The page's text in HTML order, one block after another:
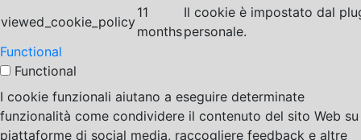
viewed_cookie_policy
11
months
Il cookie è impostato dal
personale.
Functional
Functional
I cookie funzionali aiutano a eseguire determinate
funzionalità come condividere il contenuto del sito Web su
piattaforme di social media, raccogliere feedback e altre